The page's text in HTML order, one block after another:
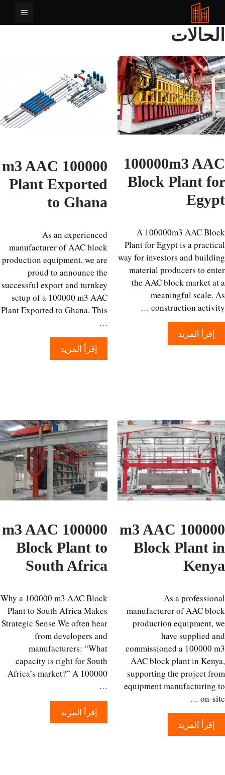
القائمة
100000m3
Block Plant
A 100000m3 AAC
Plant for Egypt is a
way for investors and
material producers to
the AAC block market
meaningful
construction
إقرأ المزيد
100000 m3 AAC
Plant Exported
to Ghana
As an experienced
manufacturer of AAC block
production equipment, we are
proud to announce the
successful export and turnkey
setup of a 100000 m3 AAC
Plant Exported to Ghana. This
إقرأ المزيد
100000 m3 AAC
Block Plant
As a
manufacturer of AAC
production equipment,
have supplied
commissioned a 100000
AAC block plant in
supporting the project
equipment
on-
إقرأ المزيد
100000 m3 AAC
Block Plant to
South Africa
Why a 100000 m3 AAC Block
Plant to South Africa Makes
Strategic Sense We often hear
from developers and
manufacturers: “What
capacity is right for South
Africa’s market?” A 100000
إقرأ المزيد